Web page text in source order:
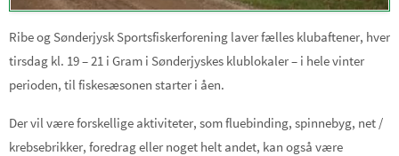
Ribe og Sønderjysk Sportsfiskerforening laver fælles klubaftener, hver
tirsdag kl. 19 – 21 i Gram i Sønderjyskes klublokaler – i hele vinter
perioden, til fiskesæsonen starter i åen.
Der vil være forskellige aktiviteter, som fluebinding, spinnebyg, net /
krebsebrikker, foredrag eller noget helt andet, kan også være